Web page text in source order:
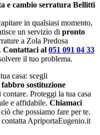
e cambio serratura Bellitti
in qualsiasi momento,
un servizio di pronto
a Zola Predosa
Contattaci al 051 091 04 33
il tuo problema.
casa: scegli
fabbro sostituzione
Proteggi la tua casa
e affidabile. Chiamaci
che possiamo fare per te.
ApriportaEugenio.it